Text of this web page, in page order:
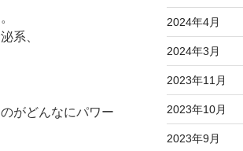
系、
がどんなにパワー
2024年4月
2024年3月
2023年11月
2023年10月
2023年9月